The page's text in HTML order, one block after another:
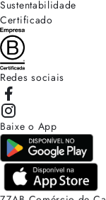
Sustentabilidade
Certificado
Redes sociais
Baixe o App